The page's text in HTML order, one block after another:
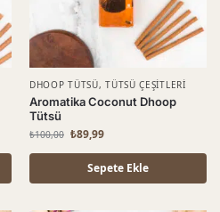
DHOOP TÜTSÜ,TÜTSÜ ÇEŞITLERI
Aromatika Coconut Dhoop
Tütsü
₺100,00 ₺89,99
Sepete Ekle